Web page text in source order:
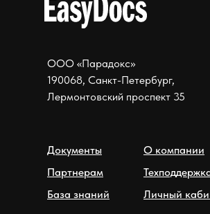
Документы
Партнерам
База знаний
О компании
Личный
ООО «Парадокс»
190068, Санкт-Петербург,
Лермонтовский проспект 35